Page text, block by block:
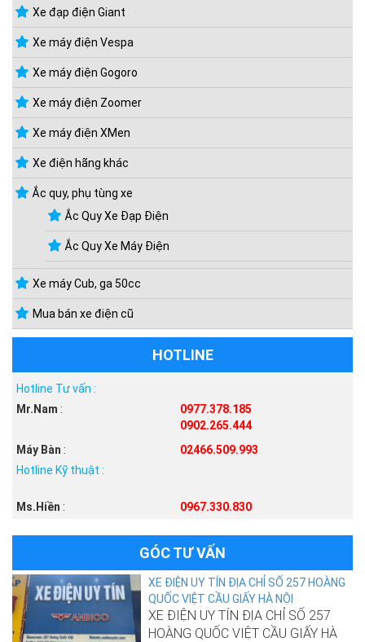
Xe đạp điện Giant
Xe máy điện Vespa
Xe máy điện Gogoro
Xe máy điện Zoomer
Xe máy điện XMen
Xe điện hãng khác
Ắc quy, phụ tùng xe
Ắc Quy Xe Đạp Điện
Ắc Quy Xe Máy Điện
Xe máy Cub, ga 50cc
Mua bán xe điện cũ
HOTLINE
Hotline Tư vấn :
Mr.Nam :
0977.378.185
0902.265.444
Máy Bàn :
02466.509.993
Hotline Kỹ thuật :
Ms.Hiền : 0967.330.830
GÓC TƯ VẤN
XE ĐIỆN UY TÍN ĐỊA CHỈ SỐ 257 HOÀNG
QUỐC VIỆT CẦU GIẤY HÀ NỘI
XE ĐIỆN UY TÍN ĐỊA CHỈ SỐ 257
HOÀNG QUỐC VIỆT CẦU GIẤY HÀ